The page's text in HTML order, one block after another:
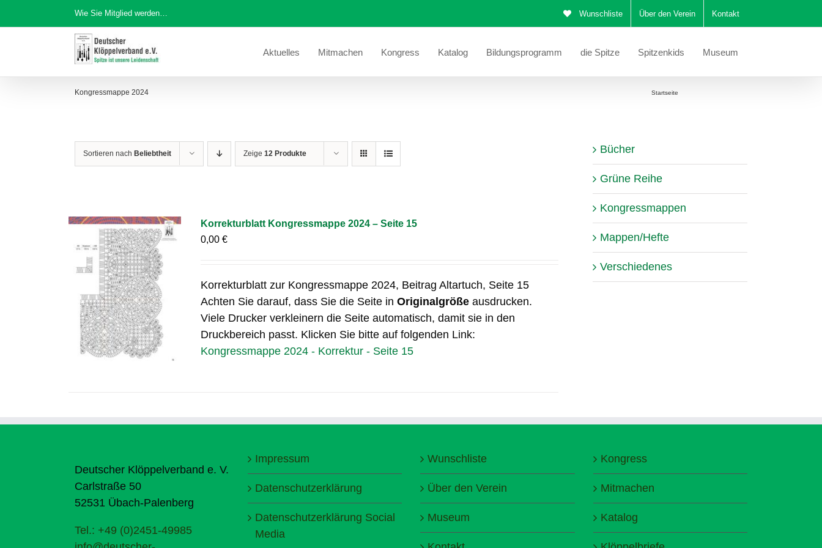
Inhalt
Wie Sie Mitglied werden… Wunschliste Über den Verein Kontakt
Aktuelles Mitmachen Kongress Katalog Bildungsprogramm die Spitze Spitzenkids Museum
Kongressmappe 2024 Startseite
Sortieren nach Beliebtheit Zeige 12 Produkte
Korrekturblatt Kongressmappe 2024 – Seite 15
0,00€
Korrekturblatt zur Kongressmappe 2024, Beitrag Altartuch, Seite 15
Achten Sie darauf, dass Sie die Seite inOriginalgröße ausdrucken.
Viele Drucker verkleinern die Seite automatisch, damit sie in den
Druckbereich passt. Klicken Sie bitte auf folgenden Link:
Kongressmappe 2024 - Korrektur - Seite 15
Bücher
Grüne Reihe
Kongressmappen
Mappen/Hefte
Verschiedenes
Deutscher Klöppelverband e. V.
Carlstraße 50
52531 Übach-Palenberg
Tel.: +49 (0)2451-49985
Impressum
Datenschutzerklärung
Datenschutzerklärung Social
Media
Wunschliste
Über den Verein
Museum
Kongress
Mitmachen
Katalog